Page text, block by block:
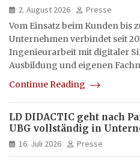
hybrid und multimedial
2. August 2026
Presse
Vom Einsatz beim Kunden bis
Unternehmen verbindet seit
Ingenieurarbeit mit digitaler
Ausbildung und eigenen
Continue Reading
LD DIDACTIC geht nach
UBG vollständig in
16. Juli 2026 Presse